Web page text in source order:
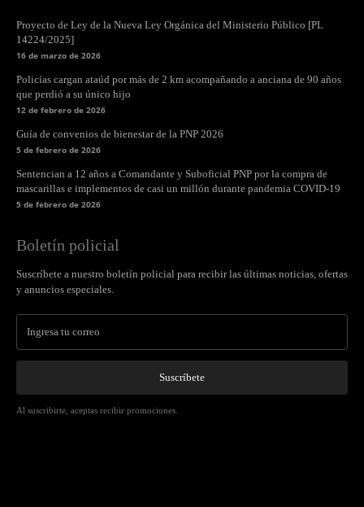
Proyecto de Ley de la Nueva Ley Orgánica del Ministerio Público [PL
14224/2025]
16 de marzo de 2026
Policías cargan ataúd por más de 2 km acompañando a anciana de 90 años
que perdió a su único hijo
12 de febrero de 2026
Guía de convenios de bienestar de la PNP 2026
5 de febrero de 2026
Sentencian a 12 años a Comandante y Suboficial PNP por la compra de
mascarillas e implementos de casi un millón durante pandemia COVID-19
5 de febrero de 2026
Boletín policial
Suscríbete a nuestro boletín policial para recibir las últimas noticias, ofertas
y anuncios especiales.
Suscríbete
Al suscribirte, aceptas recibir promociones.